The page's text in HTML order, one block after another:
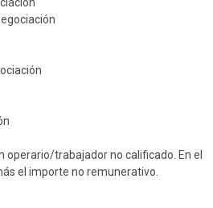
operario/trabajador no calificado. En el
el importe no remunerativo.